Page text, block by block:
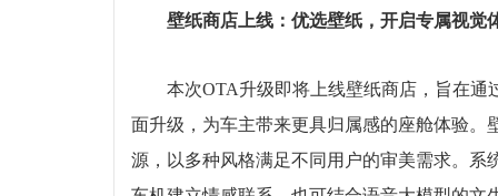
壁纸商店上线：优选壁纸，开启专属视觉
本次OTA升级即将上线壁纸商店，旨在
面升级，为车主带来更具归属感的座舱体验
源，以多种风格满足不同用户的审美需求。